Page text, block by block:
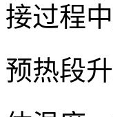
接过程
预热段